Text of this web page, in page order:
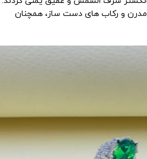
مدرن و رکاب های دست ساز، همچنان